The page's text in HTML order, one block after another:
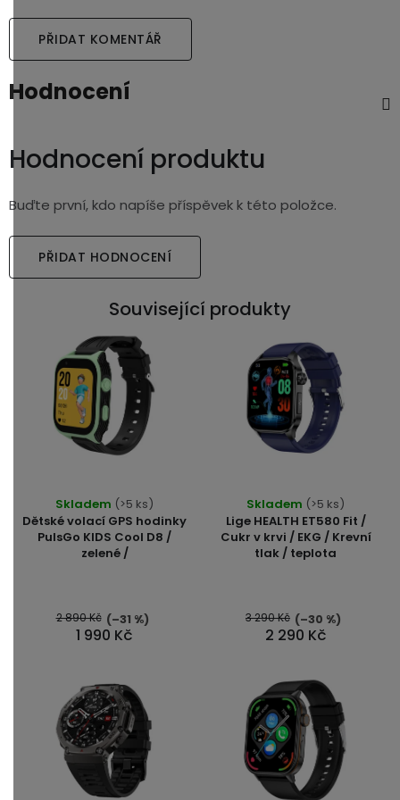
PŘIDAT KOMENTÁŘ
Hodnocení
Hodnocení produktu
Buďte první, kdo napíše příspěvek k této položce.
PŘIDAT HODNOCENÍ
Související produkty
Dětské volací GPS hodinky
PulsGo KIDS Cool D8 /
zelené /
Skladem (>5 ks)
1 990 Kč
2 890 Kč (–31 %)
Lige HEALTH ET580 Fit /
Cukr v krvi / EKG / Krevní
tlak / teplota
hodnocení
produktu
je
5
hvězdiček.
Skladem (>5 ks)
2 290 Kč
3 290 Kč (–30 %)